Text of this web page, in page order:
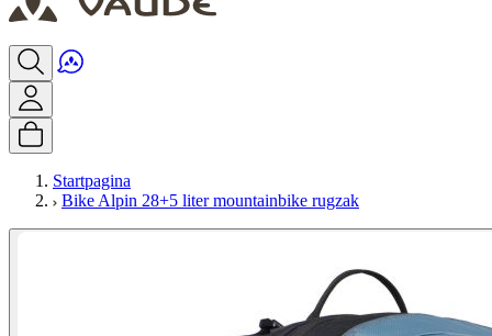
Startpagina
Bike Alpin 28+5 liter mountainbike rugzak